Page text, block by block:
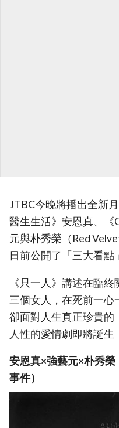
JTBC今晚將播出全新
醫生生活》安恩真、《
元與朴秀榮（Red
日前公開了「三大看點
《只一人》講述在臨
三個女人，在死前一心
卻面對人生真正珍貴的
人性的愛情劇即將誕生
安恩真×強藝元×朴秀
事件）